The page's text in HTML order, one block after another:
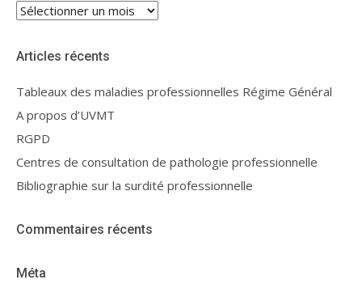
Archives
Articles récents
Tableaux des maladies professionnelles Régime Général
A propos d’UVMT
RGPD
Centres de consultation de pathologie professionnelle
Bibliographie sur la surdité professionnelle
Commentaires récents
Méta